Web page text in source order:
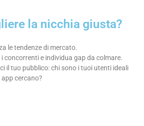
la nicchia giusta?
le tendenze di mercato.
concorrenti e individua gap da colmare.
il tuo pubblico: chi sono i tuoi utenti ideali
app cercano?